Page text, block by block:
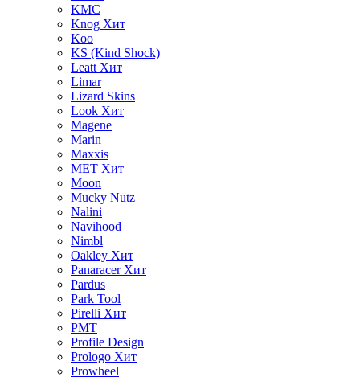
KMC
Knog Хит
Koo
KS (Kind Shock)
Leatt Хит
Limar
Lizard Skins
Look Хит
Magene
Marin
Maxxis
MET Хит
Moon
Mucky Nutz
Nalini
Navihood
Nimbl
Oakley Хит
Panaracer Хит
Pardus
Park Tool
Pirelli Хит
PMT
Profile Design
Prologo Хит
Prowheel